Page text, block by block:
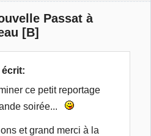
Passat à
[B]
écrit:
ce petit reportage
soirée...
et grand merci à la